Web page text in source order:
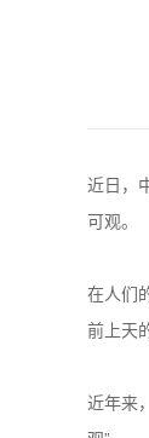
近日，
可观。
在人们
前上天
近年来